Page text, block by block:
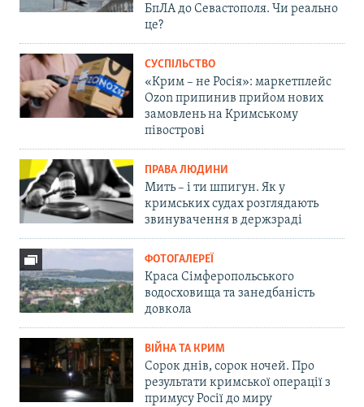
БпЛА до Севастополя. Чи реально
це?
СУСПІЛЬСТВО
«Крим – не Росія»: маркетплейс
Ozon припинив прийом нових
замовлень на Кримському
півострові
ПРАВА ЛЮДИНИ
Мить – і ти шпигун. Як у
кримських судах розглядають
звинувачення в держзраді
ФОТОГАЛЕРЕЇ
Краса Сімферопольського
водосховища та занедбаність
довкола
ВІЙНА ТА КРИМ
Сорок днів, сорок ночей. Про
результати кримської операції з
примусу Росії до миру